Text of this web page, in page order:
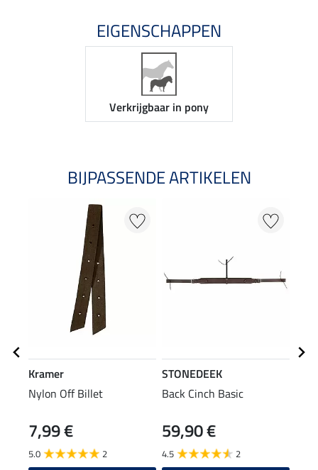
EIGENSCHAPPEN
Verkrijgbaar in pony
BIJPASSENDE ARTIKELEN
Kramer
Nylon Off Billet
7,99 €
5.0 2
STONEDEEK
Back Cinch Basic
59,90 €
4.5 2